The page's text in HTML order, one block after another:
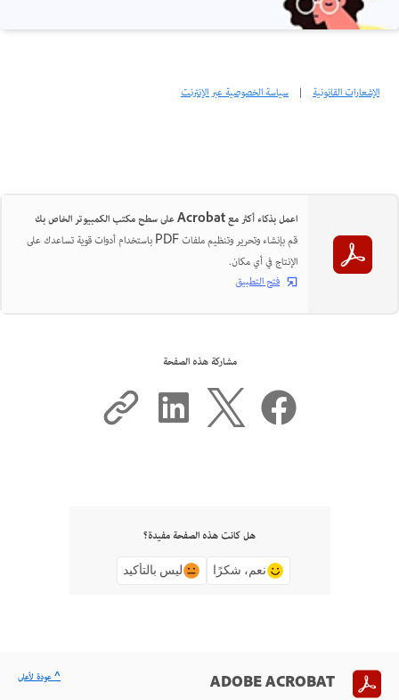
الإشعارات القانونية | سياسة الخصوصية عبر الإنترنت
اعمل بذكاء أكثر مع Acrobat على سطح مكتب الكمبيوتر الخاص بك
قم بإنشاء وتحرير وتنظيم ملفات PDF باستخدام أدوات قوية تساعدك على
الإنتاج في أي مكان.
فتح التطبيق
مشاركة هذه الصفحة
هل كانت هذه الصفحة مفيدة؟
نعم، شكرًا ليس بالتأكيد
ADOBE ACROBAT ^ عودة لأعلى